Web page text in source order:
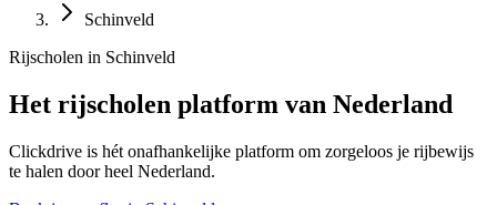
Schinveld
Rijscholen in Schinveld
Het rijscholen platform van Nederland
Clickdrive is hét onafhankelijke platform om zorgeloos je rijbewijs
te halen door heel Nederland.